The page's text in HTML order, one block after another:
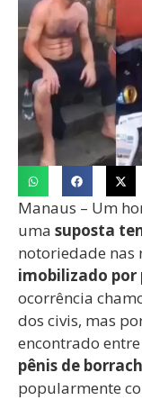
Manaus – Um
uma suposta
notoriedade nas
imobilizado por
ocorrência
dos civis, mas
encontrado
pênis de
popularmente